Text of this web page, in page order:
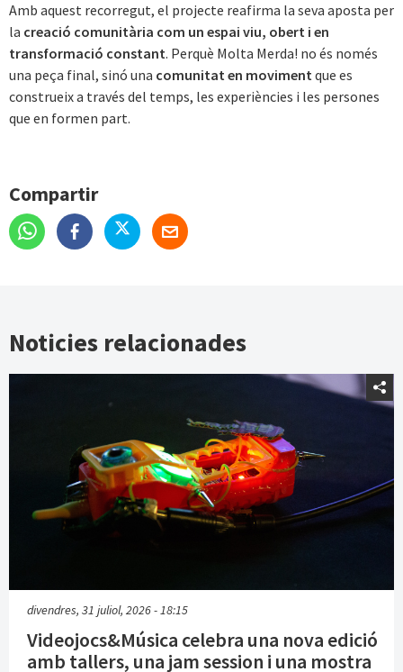
Amb aquest recorregut, el projecte reafirma la seva aposta per
la creació comunitària com un espai viu, obert i en
transformació constant. Perquè Molta Merda! no és només
una peça final, sinó una comunitat en movimentque es
construeix a través del temps, les experiències i les persones
que en formen part.
Compartir
Noticies relacionades
divendres, 31 juliol, 2026 - 18:15
Videojocs&Música celebra una nova edició
amb tallers, una jam session i una mostra